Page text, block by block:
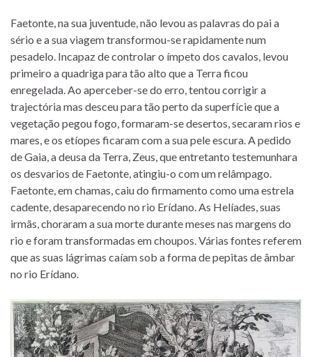
Faetonte, na sua juventude, não levou as palavras do pai a
sério e a sua viagem transformou-se rapidamente num
pesadelo. Incapaz de controlar o ímpeto dos cavalos, levou
primeiro a quadriga para tão alto que a Terra ficou
enregelada. Ao aperceber-se do erro, tentou corrigir a
trajectória mas desceu para tão perto da superfície que a
vegetação pegou fogo, formaram-se desertos, secaram rios e
mares, e os etíopes ficaram com a sua pele escura. A pedido
de Gaia, a deusa da Terra, Zeus, que entretanto testemunhara
os desvarios de Faetonte, atingiu-o com um relâmpago.
Faetonte, em chamas, caiu do firmamento como uma estrela
cadente, desaparecendo no rio Erídano. As Helíades, suas
irmãs, choraram a sua morte durante meses nas margens do
rio e foram transformadas em choupos. Várias fontes referem
que as suas lágrimas caíam sob a forma de pepitas de âmbar
no rio Erídano.